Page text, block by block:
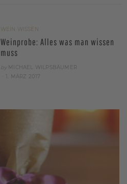
WEIN WISSEN
Weinprobe: Alles was man wissen
muss
MICHAEL WILPSBÄUMER
POSTED
1. MÄRZ 2017